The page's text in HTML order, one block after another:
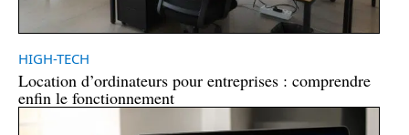
HIGH-TECH
Location d’ordinateurs pour entreprises : comprendre
enfin le fonctionnement